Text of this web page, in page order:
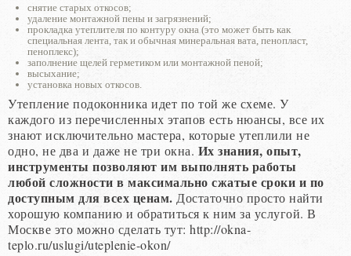
снятие старых откосов;
удаление монтажной пены и загрязнений;
прокладка утеплителя по контуру окна (это может быть как
специальная лента, так и обычная минеральная вата, пенопласт,
пеноплекс);
заполнение щелей герметиком или монтажной пеной;
высыхание;
установка новых откосов.
Утепление подоконника идет по той же схеме. У
каждого из перечисленных этапов есть нюансы, все их
знают исключительно мастера, которые утеплили не
одно, не два и даже не три окна. Их знания, опыт,
инструменты позволяют им выполнять работы
любой сложности в максимально сжатые сроки и по
доступным для всех ценам. Достаточно просто найти
хорошую компанию и обратиться к ним за услугой. В
Москве это можно сделать тут: http://okna-
teplo.ru/uslugi/uteplenie-okon/